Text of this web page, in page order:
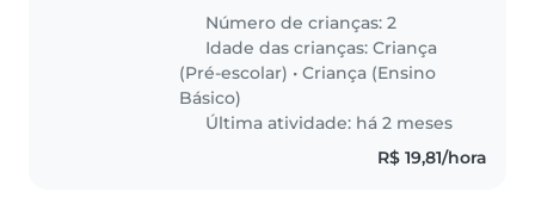
Número de crianças: 2
Idade das crianças:Criança
(Pré-escolar) •Criança (Ensino
Básico)
Última atividade: há 2 meses
R$ 19,81/hora